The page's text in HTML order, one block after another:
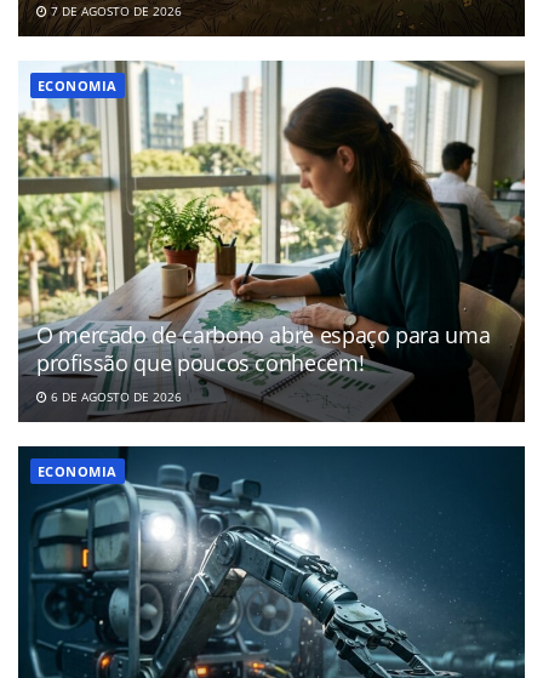
7 DE AGOSTO DE 2026
ECONOMIA
O mercado de carbono abre espaço para uma
profissão que poucos conhecem!
6 DE AGOSTO DE 2026
ECONOMIA